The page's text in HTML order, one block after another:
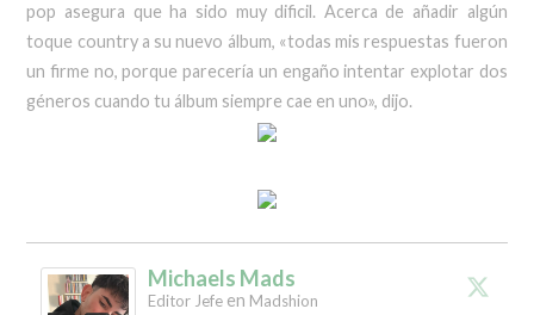
pop asegura que ha sido muy dificil. Acerca de añadir algún
toque country a su nuevo álbum, «todas mis respuestas fueron
un firme no, porque parecería un engaño intentar explotar dos
géneros cuando tu álbum siempre cae en uno», dijo.
Michaels Mads
Editor Jefe en Madshion